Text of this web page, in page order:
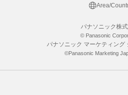
Area/
パナソニック株
© Panasonic
パナソニック マーケティング
©Panasonic Marketing